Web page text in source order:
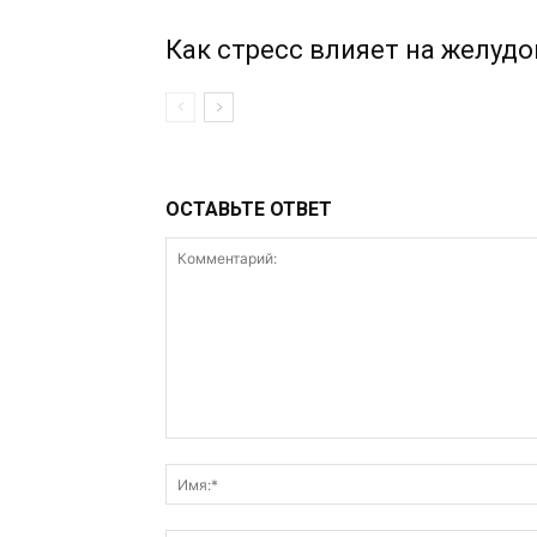
Как стресс влияет на
ОСТАВЬТЕ ОТВЕТ